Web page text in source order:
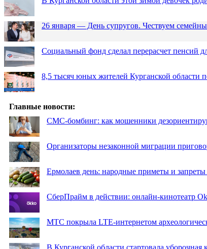
26 января — День супругов. Чествуем
Социальный фонд сделал перерасчет пенсий
8,5 тысяч юных жителей Курганской области
Главные новости:
СМС-бомбинг: как мошенники
Организаторы незаконной миграции
Ермолаев день: народные приметы и запреты
СберПрайм в действии: онлайн-кинотеатр
МТС покрыла LTE-интернетом
В Курганской области стартовала уборочная